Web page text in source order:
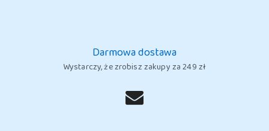
Darmowa dostawa
Wystarczy, że zrobisz zakupy za 249 zł